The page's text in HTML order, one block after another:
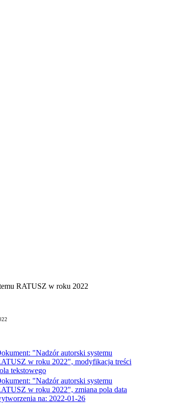
RATUSZ w roku 2022
"Nadzór autorski systemu
w roku 2022", modyfikacja treści
tekstowego
"Nadzór autorski systemu
w roku 2022", zmiana pola data
na: 2022-01-26